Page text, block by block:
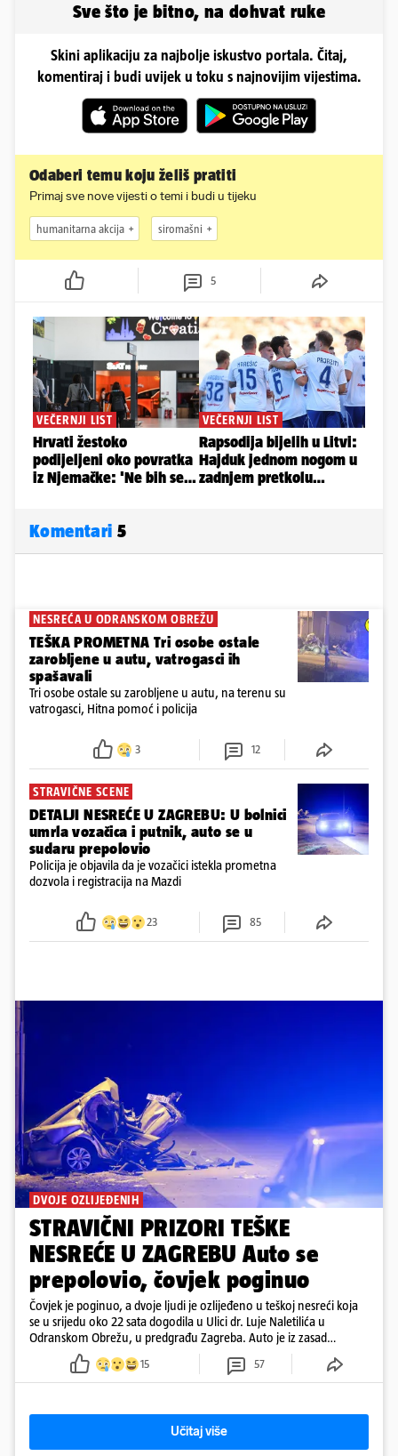
Sve što je bitno, na dohvat ruke
Skini aplikaciju za najbolje iskustvo portala. Čitaj,
komentiraj i budi uvijek u toku s najnovijim vijestima.
Odaberi temu koju želiš pratiti
Primaj sve nove vijesti o temi i budi u tijeku
humanitarna akcija siromašni
5
Komentari 5
NESREĆA U ODRANSKOM OBREŽU
TEŠKA PROMETNA Tri osobe ostale
zarobljene u autu, vatrogasci ih
spašavali
Tri osobe ostale su zarobljene u autu, na terenu su
vatrogasci, Hitna pomoć i policija
3 12
STRAVIČNE SCENE
DETALJI NESREĆE U ZAGREBU: U bolnici
umrla vozačica i putnik, auto se u
sudaru prepolovio
Policija je objavila da je vozačici istekla prometna
dozvola i registracija na Mazdi
23 85
DVOJE OZLIJEĐENIH
STRAVIČNI PRIZORI TEŠKE
NESREĆE U ZAGREBU Auto se
prepolovio, čovjek poginuo
Čovjek je poginuo, a dvoje ljudi je ozlijeđeno u teškoj nesreći koja
se u srijedu oko 22 sata dogodila u Ulici dr. Luje Naletilića u
Odranskom Obrežu, u predgrađu Zagreba. Auto je iz zasad
neutvrđenih razloga sletio s kolnika, a od siline udara vozilo se
prepolovilo.
15 57
Učitaj više